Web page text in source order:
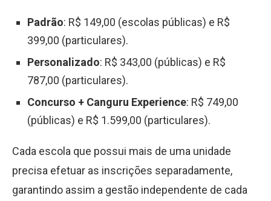
Padrão: R$ 149,00 (escolas públicas) e R$
399,00 (particulares).
Personalizado: R$ 343,00 (públicas) e R$
787,00 (particulares).
Concurso + Canguru Experience: R$ 749,00
(públicas) e R$ 1.599,00 (particulares).
Cada escola que possui mais de uma unidade
precisa efetuar as inscrições separadamente,
garantindo assim a gestão independente de cada